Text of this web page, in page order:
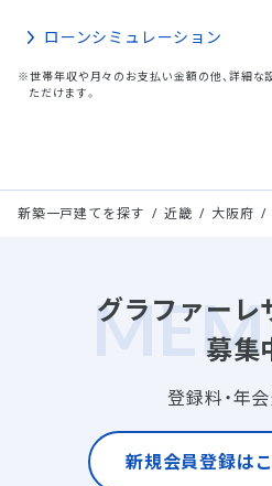
ローンシミュレーション
※世帯年収や月々のお支払い金額の他、詳細な
ただけます。
新築一戸建てを探す 近畿 大阪府
グラファーレ
募集
登録料・年
新規会員登録は